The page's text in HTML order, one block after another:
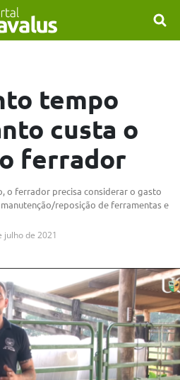
tempo
custa o
ferrador
o ferrador precisa considerar o gasto
reposição de ferramentas e
julho de 2021